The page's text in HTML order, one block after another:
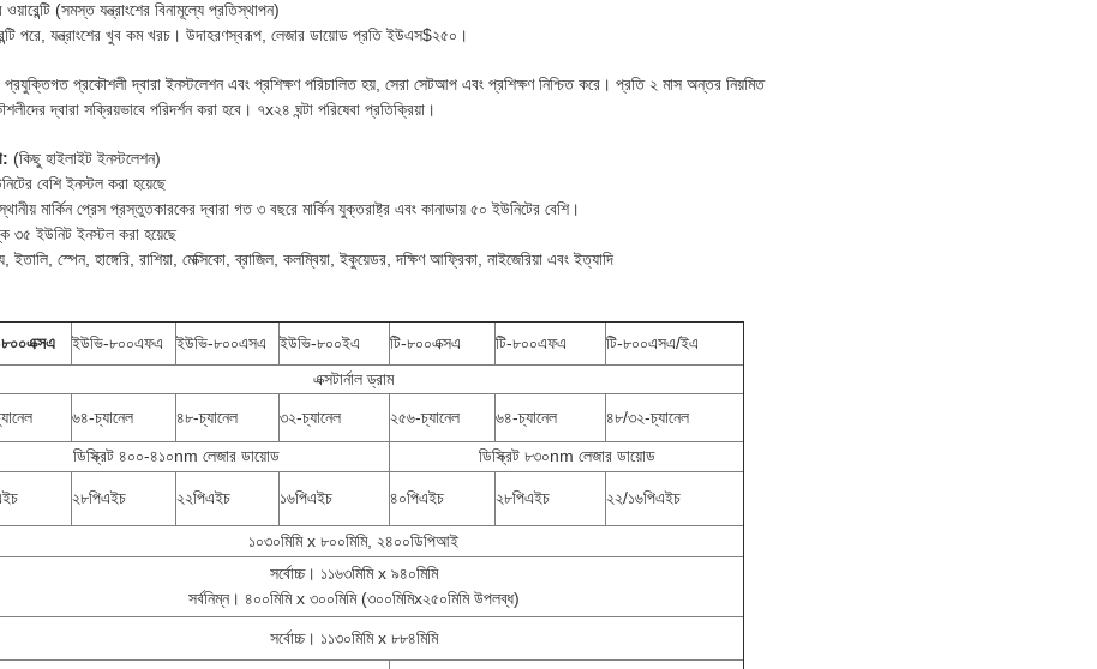
(সমস্ত যন্ত্রাংশের বিনামূল্যে প্রতিস্থাপন)
পরে, যন্ত্রাংশের খুব কম খরচ। উদাহরণস্বরূপ, লেজার ডায়োড প্রতি ইউএস$২৫০।
প্রযুক্তিগত প্রকৌশলী দ্বারা ইনস্টলেশন এবং প্রশিক্ষণ পরিচালিত হয়, সেরা সেটআপ এবং প্রশিক্ষণ নিশ্চিত করে। প্রতি ২ মাস অন্তর নিয়মিত
দ্বারা সক্রিয়ভাবে পরিদর্শন করা হবে। ৭x২৪ ঘন্টা পরিষেবা প্রতিক্রিয়া।
(কিছু হাইলাইট ইনস্টলেশন)
বেশি ইনস্টল করা হয়েছে
মার্কিন প্রেস প্রস্তুতকারকের দ্বারা গত ৩ বছরে মার্কিন যুক্তরাষ্ট্র এবং কানাডায় ৫০ ইউনিটের বেশি।
৩৫ ইউনিট ইনস্টল করা হয়েছে
ইতালি, স্পেন, হাঙ্গেরি, রাশিয়া, মেক্সিকো, ব্রাজিল, কলম্বিয়া, ইকুয়েডর, দক্ষিণ আফ্রিকা, নাইজেরিয়া এবং ইত্যাদি
ইউভি-৮০০এফএ ইউভি-৮০০এসএ ইউভি-৮০০ইএ টি-৮০০এক্সএ টি-৮০০এফএ
টি-৮০০এসএ/ইএ
এক্সটার্নাল ড্রাম
৬৪-চ্যানেল ৪৮-চ্যানেল ৩২-চ্যানেল ২৫৬-চ্যানেল ৬৪-চ্যানেল
৪৮/৩২-চ্যানেল
ডিস্ক্রিট ৪০০-৪১০nm লেজার ডায়োড
ডিস্ক্রিট ৮৩০nm লেজার ডায়োড
২৮পিএইচ ২২পিএইচ ১৬পিএইচ ৪০পিএইচ ২৮পিএইচ ২২/১৬পিএইচ
১০৩০মিমি x ৮০০মিমি, ২৪০০ডিপিআই
সর্বোচ্চ। ১১৬৩মিমি x ৯৪০মিমি
সর্বনিম্ন। ৪০০মিমি x ৩০০মিমি (৩০০মিমিx২৫০মিমি উপলব্ধ)
সর্বোচ্চ। ১১৩০মিমি x ৮৮৪মিমি